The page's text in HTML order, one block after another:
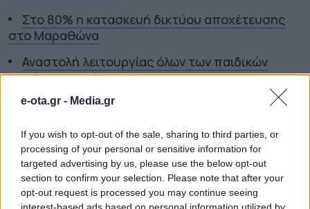
e-ota.gr - Media.gr
If you wish to opt-out of the sale, sharing to third parties, or
processing of your personal or sensitive information for
targeted advertising by us, please use the below opt-out
section to confirm your selection. Please note that after your
opt-out request is processed you may continue seeing
interest-based ads based on personal information utilized by
Στο 80% η κατασκευή δικτύου αποχέτευσης
στο Μαραθώνα
Αναστολή λειτουργίας όλων των παιδικών
χαρών στον Δήμο Πέλλας
Η ενίσχυση της ελληνικής βιομηχανίας είναι
TAGS: ΑΝΤΙΔΡΑΣΕΙΣ ΠΟΛΙΤΩΝ ΔΗΜΟΤΙΚΟ ΣΥΜΒΟΥΛΙΟ
ΗΛΙΟΥΠΟΛΗΣ ΕΠΕΙΣΟΔΙΑ
ΗΛΙΟΥΠΟΛΗ
ΕΤΑΔ ΗΛΙΟΥΠΟΛΗ
ΣΤΑΘΗΣ
ΨΥΡΡΟΠΟΥΛΟΣ
ΤΟΠΙΚΗ ΑΥΤΟΔΙΟΙΚΗΣΗ ΧΑΛΙΚΑΚΙ